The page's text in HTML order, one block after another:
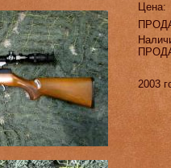
Цена:
2003